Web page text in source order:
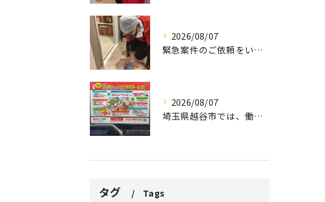
2026/08/07
緊急案件のご依頼をいただきました。
2026/08/07
埼玉県越谷市では、働きながら子育てをする家庭が増える中、ハウ...
タグ Tags